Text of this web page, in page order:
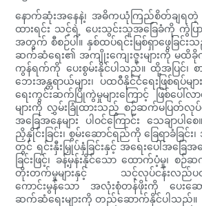
နောက်ဆုံးအနေနဲ့၊ အဓိကယုံကြည်စိတ်ချရ
ထားရင်း သင့်ရဲ့ ပေးသွင်းသူအခြေခံကို ကွဲပြား
အတွက် စီစဉ်ပါ။ နှစ်ထပ်ရင်းမြစ်ရှာဖွေခြင်
ဆက်ဆံရေး၏ အကျိုးကျေးဇူးများကို မထိ
ကွန်ရက်ကို ပေးစွမ်းနိုင်ပါသည်။ ထို့အပြင်၊ စ
ဘေးအန္တရာယ်များ၊ ပထဝီနိုင်ငံရေးဖြစ်ရ
ရေးကွင်းဆက်ပြိုကွဲမှုများကြောင့် ဖြစ်ပေ
များကို လွှမ်းခြုံထားသည့် စဉ်ဆက်မပြတ်လုပ်
အခြေအနေများ ပါဝင်ကြောင်း သေချာပါစ
ညှိနှိုင်းခြင်း၊ စွမ်းဆောင်ရည်ကို ခြေရာခံခြ
တွင် ရင်းနှီးမြှုပ်နှံခြင်းနှင့် အရေးပေါ်အခြေ
ခြင်းဖြင့်၊ ခန့်မှန်းနိုင်သော ထောက်ပံ့မှု၊
တိုးတက်မှုများနှင့် သင့်လုပ်ငန်း
ကောင်းမွန်သော အလုံးစုံတန်ဖိုးကို ပေးဆ
ဆက်ဆံရေးများကို တည်ဆောက်နိုင်ပါသည်။